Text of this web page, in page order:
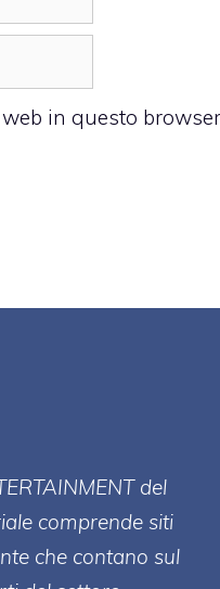
in questo
AINMENT del
comprende siti
che contano sul